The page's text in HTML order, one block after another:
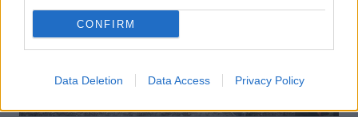
CONFIRM
Data Deletion Data Access Privacy Policy